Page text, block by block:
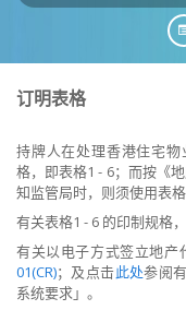
订明表格
持牌人在处理香港住宅
格，即表格1 - 6；而按《
知监管局时，则须使用表格
有关表格1 - 6 的印制规格
有关以电子方式签立地产
01(CR)；及点击此处参阅
系统要求」。